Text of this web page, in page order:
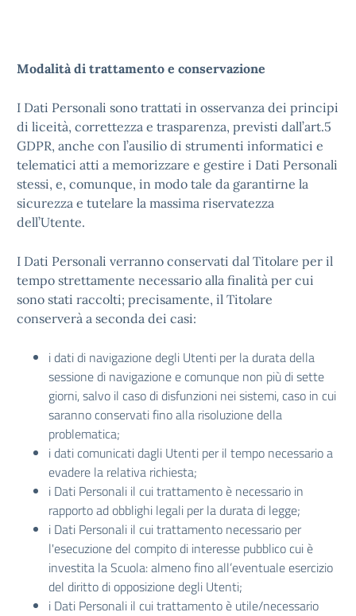
Modalità di trattamento e conservazione
I Dati Personali sono trattati in osservanza dei principi
di liceità, correttezza e trasparenza, previsti dall’art.5
GDPR, anche con l’ausilio di strumenti informatici e
telematici atti a memorizzare e gestire i Dati Personali
stessi, e, comunque, in modo tale da garantirne la
sicurezza e tutelare la massima riservatezza
dell’Utente.
I Dati Personali verranno conservati dal Titolare per il
tempo strettamente necessario alla finalità per cui
sono stati raccolti; precisamente, il Titolare
conserverà a seconda dei casi:
i dati di navigazione degli Utenti per la durata della
sessione di navigazione e comunque non più di sette
giorni, salvo il caso di disfunzioni nei sistemi, caso in cui
saranno conservati fino alla risoluzione della
problematica;
i dati comunicati dagli Utenti per il tempo necessario a
evadere la relativa richiesta;
i Dati Personali il cui trattamento è necessario in
rapporto ad obblighi legali per la durata di legge;
i Dati Personali il cui trattamento necessario per
l'esecuzione del compito di interesse pubblico cui è
investita la Scuola: almeno fino all’eventuale esercizio
del diritto di opposizione degli Utenti;
i Dati Personali il cui trattamento è utile/necessario